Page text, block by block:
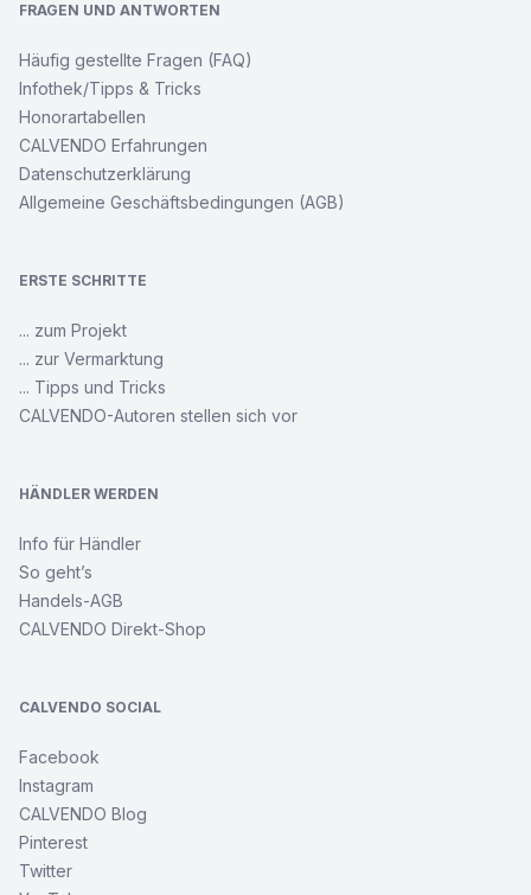
FRAGEN UND ANTWORTEN
Häufig gestellte Fragen (FAQ)
Infothek/Tipps & Tricks
Honorartabellen
CALVENDO Erfahrungen
Datenschutzerklärung
Allgemeine Geschäftsbedingungen (AGB)
ERSTE SCHRITTE
... zum Projekt
... zur Vermarktung
... Tipps und Tricks
CALVENDO-Autoren stellen sich vor
HÄNDLER WERDEN
Info für Händler
So geht’s
Handels-AGB
CALVENDO Direkt-Shop
CALVENDO SOCIAL
Facebook
Instagram
CALVENDO Blog
Pinterest
Twitter